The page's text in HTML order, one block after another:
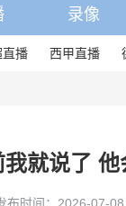
录像
直播 西甲直播
就说了 他